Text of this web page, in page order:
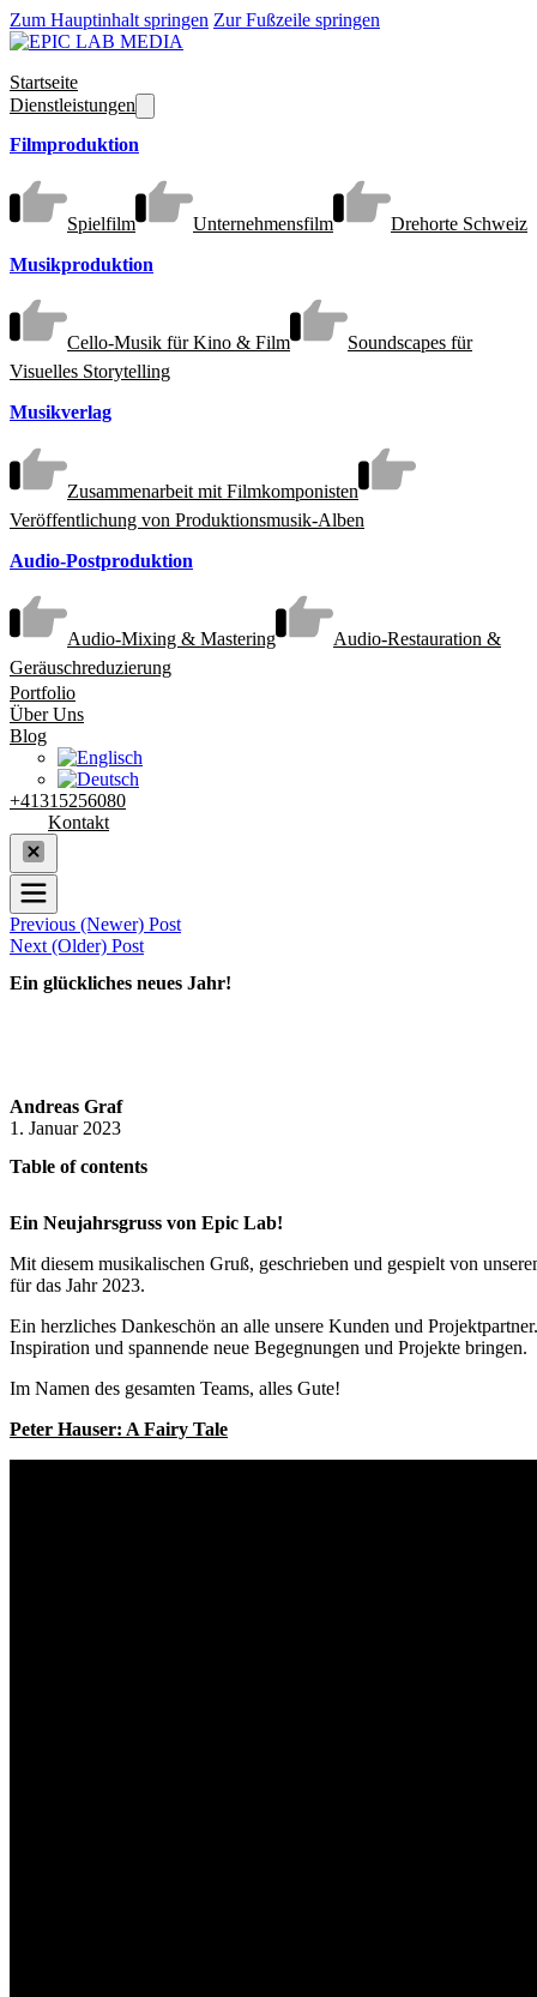
Zum Hauptinhalt springen Zur Fußzeile springen
Startseite
Dienstleistungen
Filmproduktion
Spielfilm Unternehmensfilm Drehorte Schweiz
Musikproduktion
Cello-Musik für Kino & Film
Soundscapes für
Visuelles Storytelling
Musikverlag
Zusammenarbeit mit Filmkomponisten
Veröffentlichung von Produktionsmusik-Alben
Audio-Postproduktion
Audio-Mixing & Mastering
Audio-Restauration &
Geräuschreduzierung
Portfolio
Über Uns
Blog
+41315256080
Kontakt
Previous (Newer) Post
Next (Older) Post
Ein Neujahrsgruss von Epic Lab!
Mit diesem musikalischen Gruß, geschrieben und gespielt von
für das Jahr 2023.
Ein herzliches Dankeschön an alle unsere Kunden und
Inspiration und spannende neue Begegnungen und Projekte bringen.
Im Namen des gesamten Teams, alles Gute!
Peter Hauser: A Fairy Tale
Ein glückliches neues Jahr!
Andreas Graf
1. Januar 2023
Table of contents